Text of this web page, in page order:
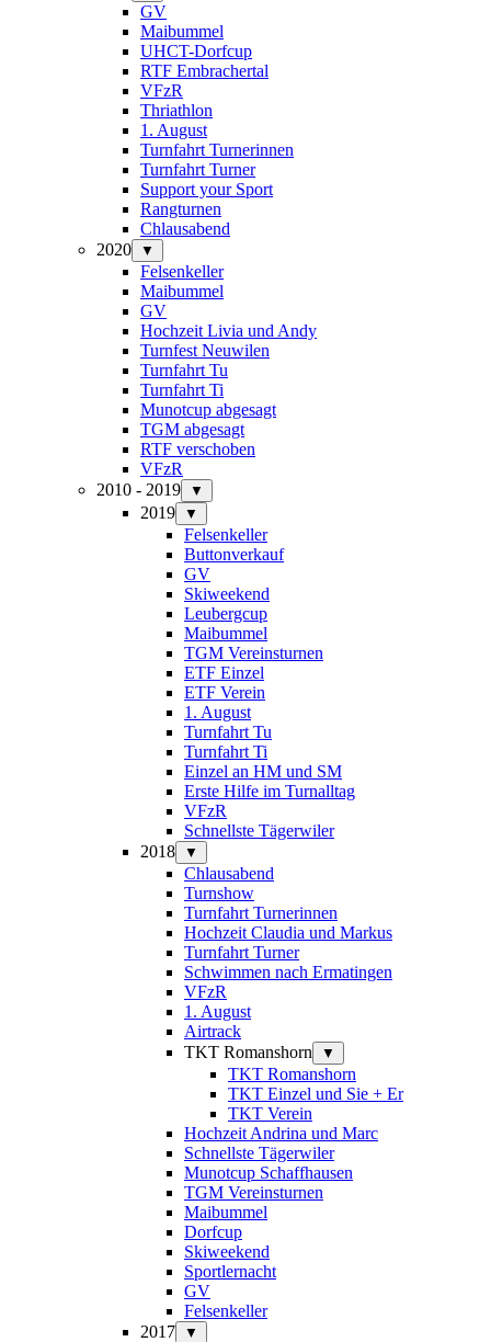
GV
Maibummel
UHCT-Dorfcup
RTF Embrachertal
VFzR
Thriathlon
1. August
Turnfahrt Turnerinnen
Turnfahrt Turner
Support your Sport
Rangturnen
Chlausabend
2020
▼
Felsenkeller
Maibummel
GV
Hochzeit Livia und Andy
Turnfest Neuwilen
Turnfahrt Tu
Turnfahrt Ti
Munotcup abgesagt
TGM abgesagt
RTF verschoben
VFzR
2010 - 2019
▼
2019 ▼
Felsenkeller
Buttonverkauf
GV
Skiweekend
Leubergcup
Maibummel
TGM Vereinsturnen
ETF Einzel
ETF Verein
1. August
Turnfahrt Tu
Turnfahrt Ti
Einzel an HM und SM
Erste Hilfe im Turnalltag
VFzR
Schnellste Tägerwiler
2018
▼
Chlausabend
Turnshow
Turnfahrt Turnerinnen
Hochzeit Claudia und Markus
Turnfahrt Turner
Schwimmen nach Ermatingen
VFzR
1. August
Airtrack
TKT Romanshorn
▼
TKT Romanshorn
TKT Einzel und Sie + Er
TKT Verein
Hochzeit Andrina und Marc
Schnellste Tägerwiler
Munotcup Schaffhausen
TGM Vereinsturnen
Maibummel
Dorfcup
Skiweekend
Sportlernacht
GV
Felsenkeller
2017
▼